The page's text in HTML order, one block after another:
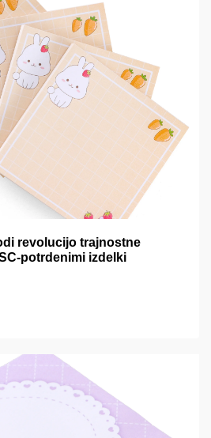
revolucijo trajnostne
potrdenimi izdelki